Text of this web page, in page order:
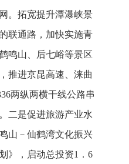
。拓宽提升潭瀑峡景
联通路，加快实施青
鸣山、后七峪等景区
推进京昆高速、涞曲
两纵两横干线公路串
二是促进旅游产业水
山－仙鹤湾文化振兴
》，启动总投资1．6